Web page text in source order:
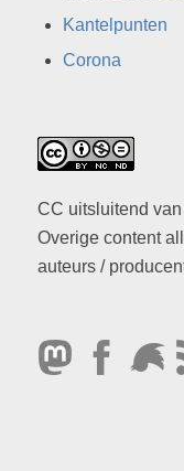
Kantelpunten
Corona
CC uitsluitend
Overige content
auteurs /